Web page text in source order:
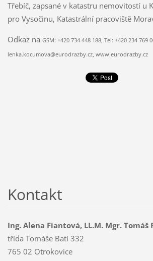
Třebíč, zapsané v katastru nemovitostí u
pro Vysočinu, Katastrální pracoviště
Odkaz na GSM: +420 734 448 188, Tel: +420 234 769
lenka.kocumova@eurodrazby.cz, www.eurodrazby.cz
Kontakt
Ing. Alena Fiantová, LL.M. Mgr. Tomáš
třída Tomáše Bati 332
765 02 Otrokovice